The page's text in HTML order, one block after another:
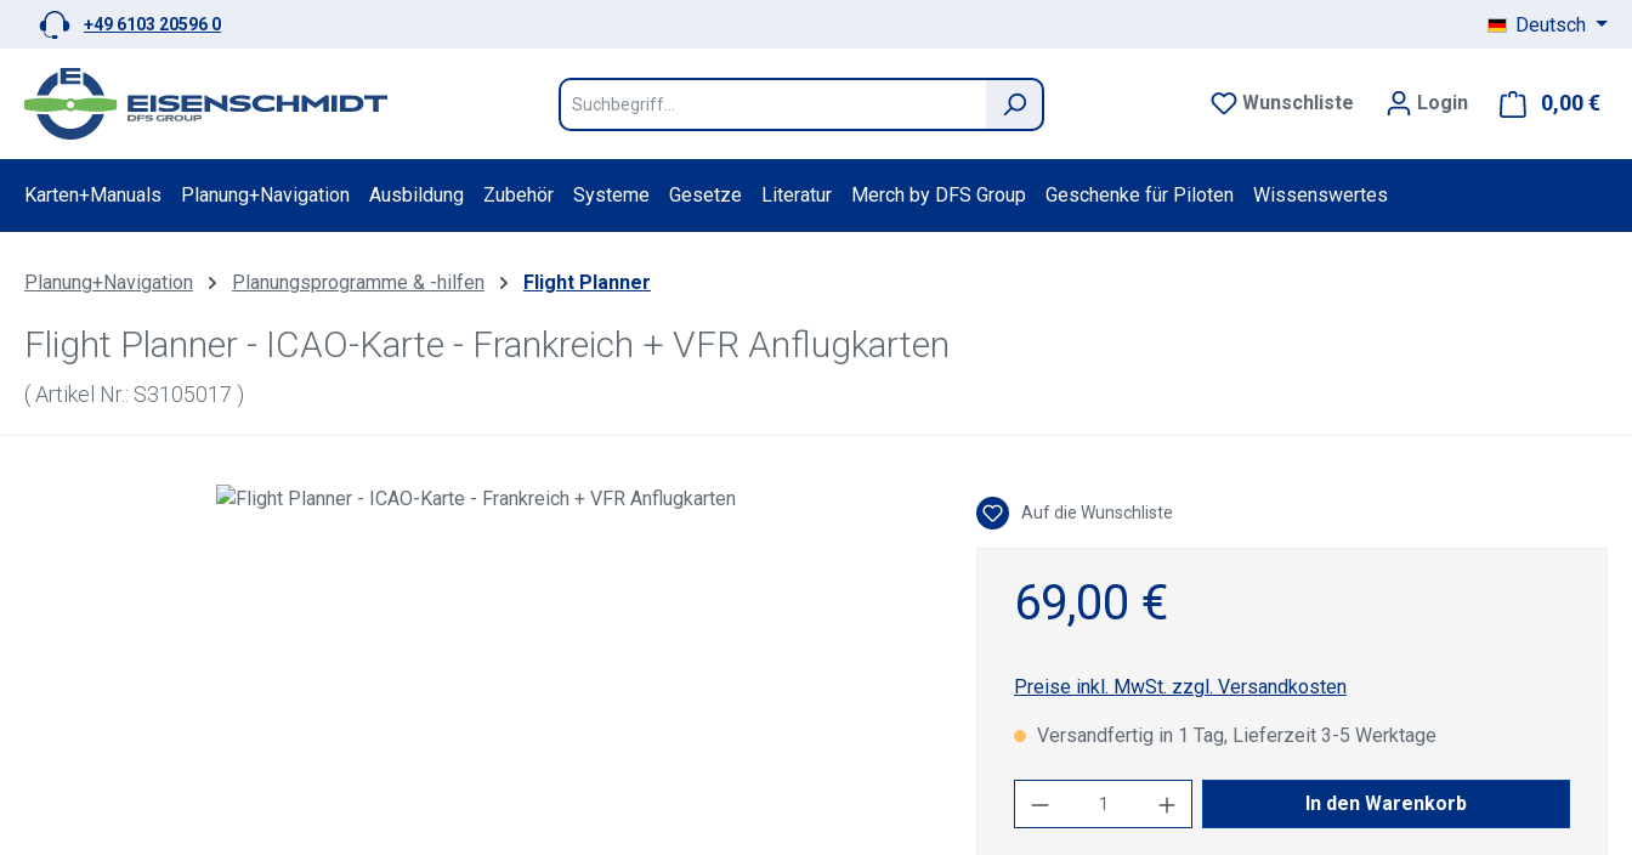
Hauptinhalt springen
Zur Suche springen
Zur Hauptnavigation springen
+49 6103 20596 0 Deutsch
Wunschliste Login 0,00 €
Karten+Manuals Planung+Navigation Ausbildung Zubehör Systeme Gesetze Literatur Merch by DFS Group Geschenke für Piloten Wissenswertes
Planung+Navigation Planungsprogramme & -hilfen Flight Planner
Flight Planner - ICAO-Karte - Frankreich + VFR Anflugkarten
( Artikel Nr.: S3105017 )
Bildergalerie überspringen
Auf die Wunschliste
69,00 €
Preise inkl. MwSt. zzgl. Versandkosten
Versandfertig in 1 Tag, Lieferzeit 3-5 Werktage
Produkt Anzahl: Gib den gewünschten Wert
In den Warenkorb